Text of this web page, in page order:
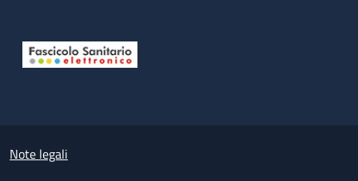
Small prints
Note legali